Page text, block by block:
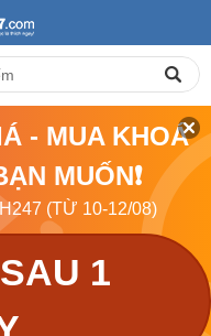
- MUA KHOÁ
MUỐN❗
(TỪ 10-12/08)
1